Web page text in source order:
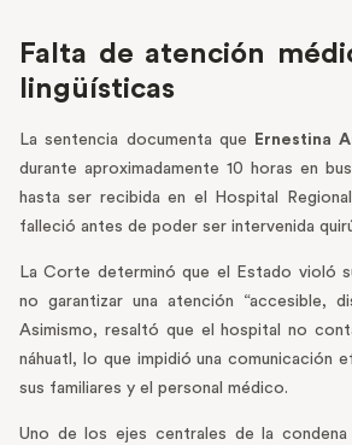
Falta de atención
lingüísticas
La sentencia documenta que Ernestina
durante aproximadamente 10 horas en
hasta ser recibida en el Hospital
falleció antes de poder ser intervenida
La Corte determinó que el Estado violó
no garantizar una atención “accesible,
Asimismo, resaltó que el hospital no
náhuatl, lo que impidió una comunicación
sus familiares y el personal médico.
Uno de los ejes centrales de la